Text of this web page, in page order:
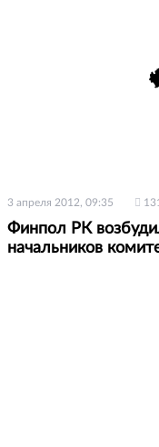
3 апреля 2012, 09:35
Финпол РК
начальников